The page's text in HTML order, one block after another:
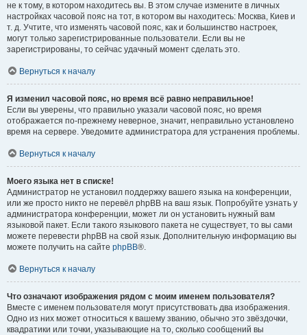
не к тому, в котором находитесь вы. В этом случае измените в личных
настройках часовой пояс на тот, в котором вы находитесь: Москва, Киев и
т. д. Учтите, что изменять часовой пояс, как и большинство настроек,
могут только зарегистрированные пользователи. Если вы не
зарегистрированы, то сейчас удачный момент сделать это.
Вернуться к началу
Я изменил часовой пояс, но время всё равно неправильное!
Если вы уверены, что правильно указали часовой пояс, но время
отображается по-прежнему неверное, значит, неправильно установлено
время на сервере. Уведомите администратора для устранения проблемы.
Вернуться к началу
Моего языка нет в списке!
Администратор не установил поддержку вашего языка на конференции,
или же просто никто не перевёл phpBB на ваш язык. Попробуйте узнать у
администратора конференции, может ли он установить нужный вам
языковой пакет. Если такого языкового пакета не существует, то вы сами
можете перевести phpBB на свой язык. Дополнительную информацию вы
можете получить на сайте phpBB®.
Вернуться к началу
Что означают изображения рядом с моим именем пользователя?
Вместе с именем пользователя могут присутствовать два изображения.
Одно из них может относиться к вашему званию, обычно это звёздочки,
квадратики или точки, указывающие на то, сколько сообщений вы